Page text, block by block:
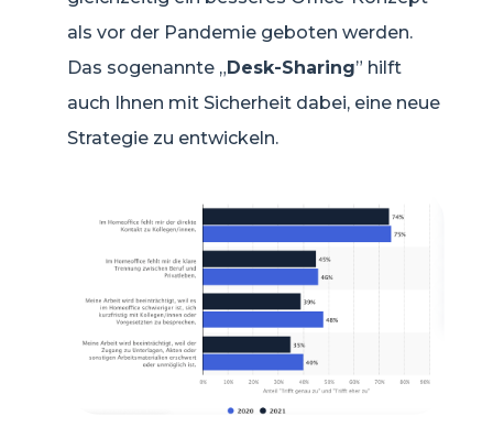
als vor der Pandemie geboten werden.
Das sogenannte „Desk-Sharing” hilft
auch Ihnen mit Sicherheit dabei, eine neue
Strategie zu entwickeln.